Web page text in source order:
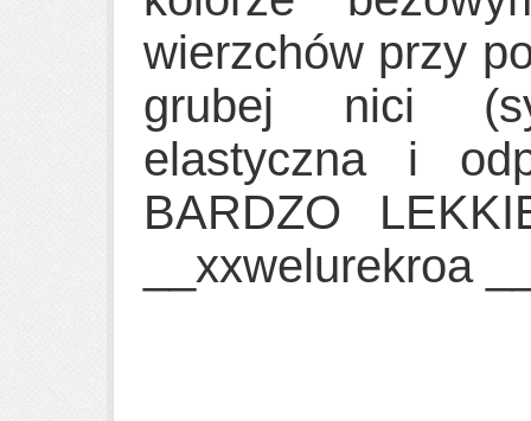
wierzchów przy
grubej nici
elastyczna i
BARDZO
__xxwelurekroa